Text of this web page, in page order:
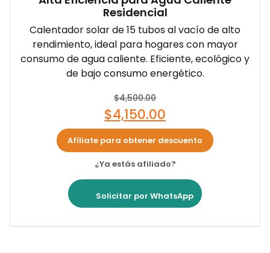
Residencial
Calentador solar de 15 tubos al vacío de alto
rendimiento, ideal para hogares con mayor
consumo de agua caliente. Eficiente, ecológico y
de bajo consumo energético.
$4,500.00
$4,150.00
Afíliate para obtener descuento
¿Ya estás afiliado?
Solicitar por WhatsApp